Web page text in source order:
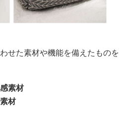
せた素材や機能を備えたものを
素材
材